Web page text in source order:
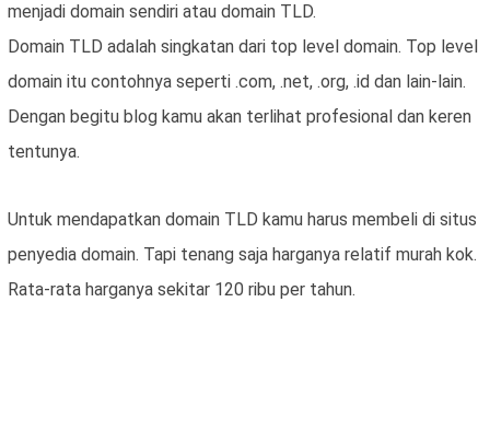
menjadi domain sendiri atau domain TLD.
Domain TLD adalah singkatan dari top level domain. Top level
domain itu contohnya seperti .com, .net, .org, .id dan lain-lain.
Dengan begitu blog kamu akan terlihat profesional dan keren
tentunya.
Untuk mendapatkan domain TLD kamu harus membeli di situs
penyedia domain. Tapi tenang saja harganya relatif murah kok.
Rata-rata harganya sekitar 120 ribu per tahun.